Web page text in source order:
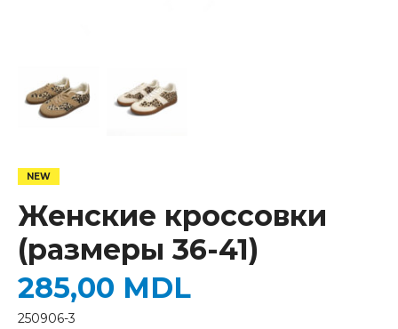
Женские кроссовки
(размеры 36-41)
285,00 MDL
250906-3